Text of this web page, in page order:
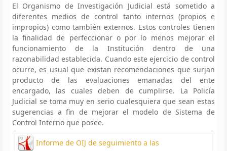
El Organismo de Investigación Judicial está sometido a
diferentes medios de control tanto internos (propios e
impropios) como también externos. Estos controles tienen
la finalidad de perfeccionar o por lo menos mejorar el
funcionamiento de la Institución dentro de una
razonabilidad establecida. Cuando este ejercicio de control
ocurre, es usual que existan recomendaciones que surjan
producto de las evaluaciones emanadas del ente
encargado, las cuales deben de cumplirse. La Policía
Judicial se toma muy en serio cualesquiera que sean estas
sugerencias a fin de mejorar el modelo de Sistema de
Control Interno que posee.
Informe de OIJ de seguimiento a las